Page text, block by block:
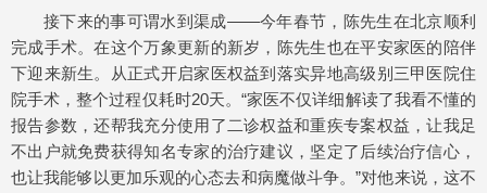
接下来的事可谓水到渠成——今年春节，陈先生在北京顺利
完成手术。在这个万象更新的新岁，陈先生也在平安家医的陪伴
下迎来新生。从正式开启家医权益到落实异地高级别三甲医院住
院手术，整个过程仅耗时20天。“家医不仅详细解读了我看不懂的
报告参数，还帮我充分使用了二诊权益和重疾专案权益，让我足
不出户就免费获得知名专家的治疗建议，坚定了后续治疗信心，
也让我能够以更加乐观的心态去和病魔做斗争。”对他来说，这不